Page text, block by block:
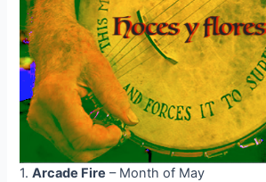
1.Arcade Fire – Month of May